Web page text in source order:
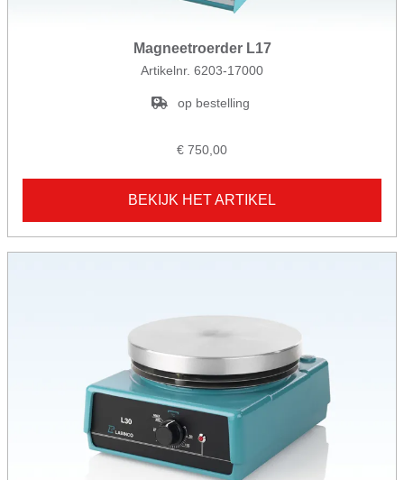
Magneetroerder L17
Artikelnr. 6203-17000
op bestelling
€ 750,00
BEKIJK HET ARTIKEL